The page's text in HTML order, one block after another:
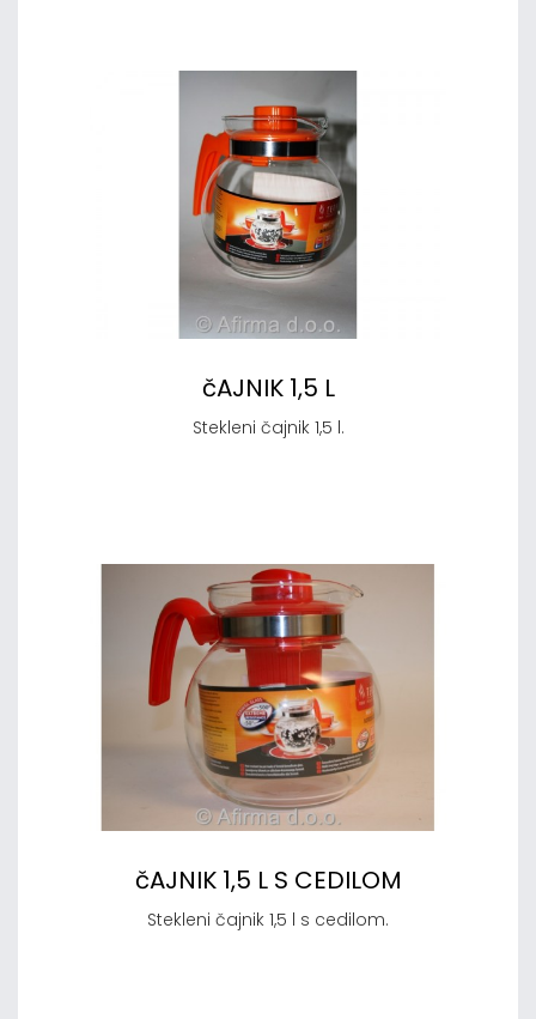
čAJNIK 1,5 L
Stekleni čajnik 1,5 l.
čAJNIK 1,5 L S CEDILOM
Stekleni čajnik 1,5 l s cedilom.